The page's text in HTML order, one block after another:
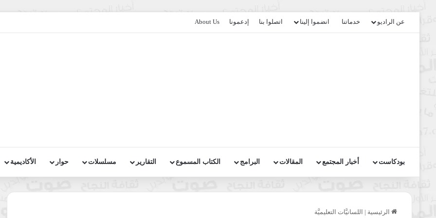
عن الراديو خدماتنا انضموا إلينا اتصلوا بنا إدعمونا About Us
بودكاست أخبار المجتمع المقالات البرامج الكتاب المسموع التقارير مسلسلات حوار الأكاديمية
الرئيسية | اللسانيَّات التعليميَّة